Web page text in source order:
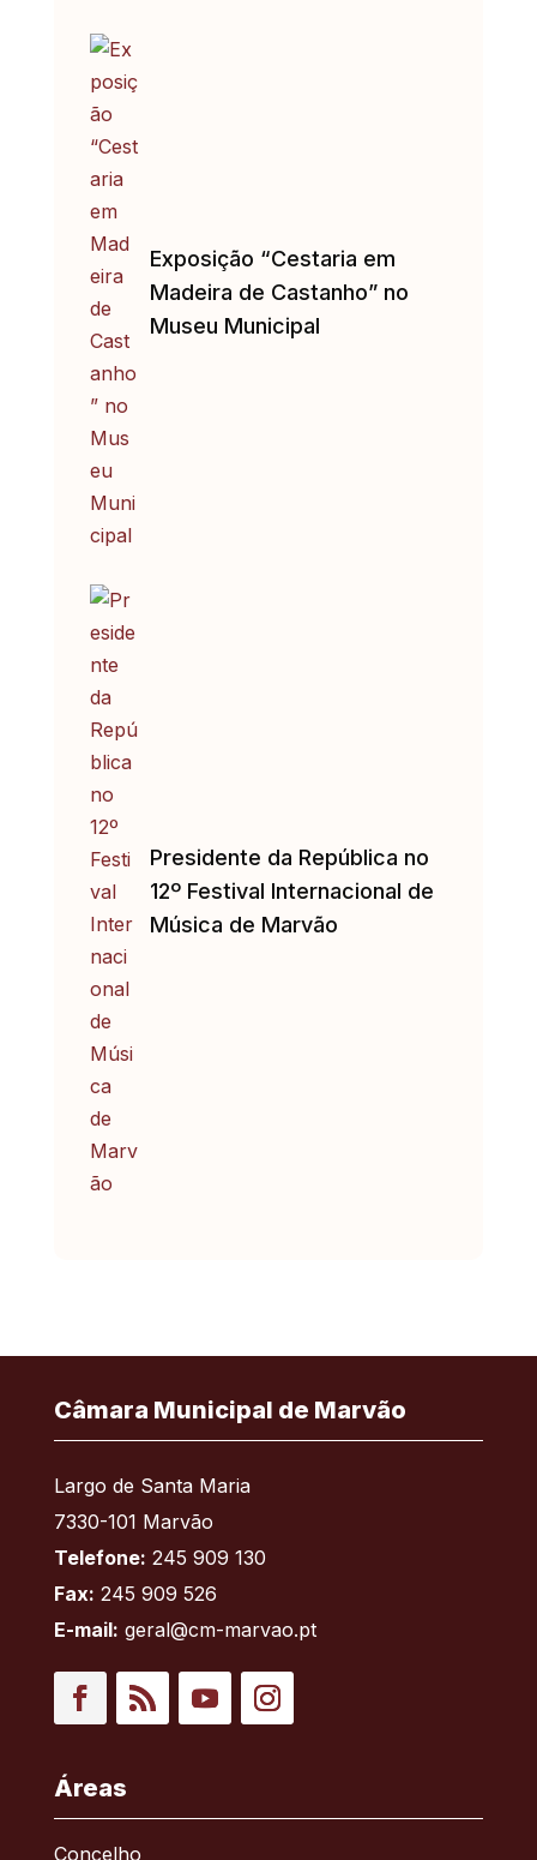
Exposição “Cestaria em
Madeira de Castanho” no
Museu Municipal
Presidente da República no
12º Festival Internacional de
Música de Marvão
Câmara Municipal de Marvão
Largo de Santa Maria
7330-101 Marvão
Telefone: 245 909 130
Fax: 245 909 526
E-mail: geral@cm-marvao.pt
Áreas
Concelho